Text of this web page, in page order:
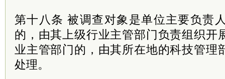
第十八条 被调查对象是单位主要负责
的，由其上级行业主管部门负责组织开
业主管部门的，由其所在地的科技管理
处理。